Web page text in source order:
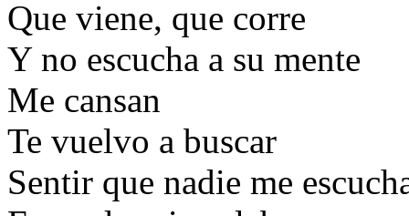
Que viene, que corre
Y no escucha a su mente
Me cansan
Te vuelvo a buscar
Sentir que nadie me